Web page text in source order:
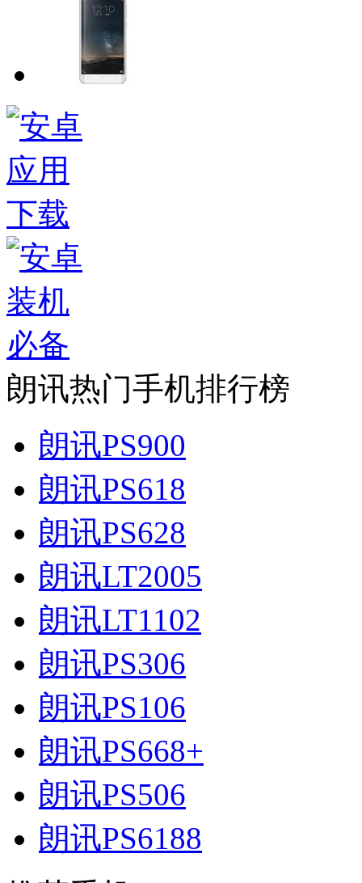
朗讯热门手机排行榜
朗讯PS900
朗讯PS618
朗讯PS628
朗讯LT2005
朗讯LT1102
朗讯PS306
朗讯PS106
朗讯PS668+
朗讯PS506
朗讯PS6188